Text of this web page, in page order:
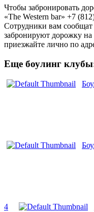
Чтобы забронировать
«The Western bar» +7
Сотрудники вам сообщат
забронируют дорожку
приезжайте лично по
Еще боулинг
4